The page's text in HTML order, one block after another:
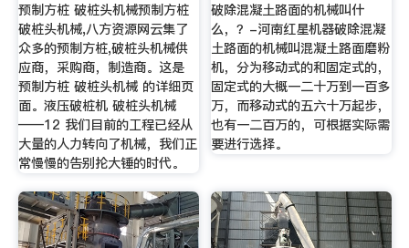
预制方桩 破桩头机械预制方桩
破桩头机械,八方资源网云集了
众多的预制方桩,破桩头机械供
应商，采购商，制造商。这是
预制方桩 破桩头机械 的详细页
面。液压破桩机 破桩头机械
——12 我们目前的工程已经从
大量的人力转向了机械，我们正
常慢慢的告别抡大锤的时代。
破除混凝土路面的机械叫什
么，？-河南红星机器破除混凝
土路面的机械叫混凝土路面磨粉
机，分为移动式的和固定式的，
固定式的大概一二十万到一百多
万，而移动式的五六十万起步，
也有一二百万的，可根据实际需
要进行选择。